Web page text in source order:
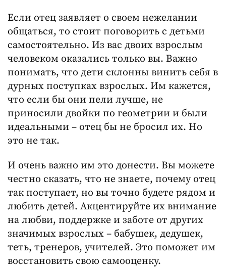
Если отец заявляет о своем нежелании
общаться, то стоит поговорить с детьми
самостоятельно. Из вас двоих взрослым
человеком оказались только вы. Важно
понимать, что дети склонны винить себя в
дурных поступках взрослых. Им кажется,
что если бы они пели лучше, не
приносили двойки по геометрии и были
идеальными – отец бы не бросил их. Но
это не так.
И очень важно им это донести. Вы можете
честно сказать, что не знаете, почему отец
так поступает, но вы точно будете рядом и
любить детей. Акцентируйте их внимание
на любви, поддержке и заботе от других
значимых взрослых – бабушек, дедушек,
теть, тренеров, учителей. Это поможет им
восстановить свою самооценку.